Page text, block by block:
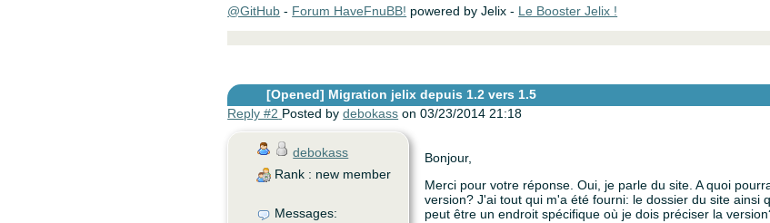
@GitHub - Forum HaveFnuBB! powered by Jelix - Le Booster Jelix !
[Opened] Migration jelix depuis 1.2 vers 1.5
Reply #2 Posted bydebokass on 03/23/2014 21:18
debokass
Rank : new member
Messages:
Bonjour,
Merci pour votre réponse. Oui, je parle du site. A quoi
version? J'ai tout qui m'a été fourni: le dossier du site ainsi
peut être un endroit spécifique où je dois préciser la